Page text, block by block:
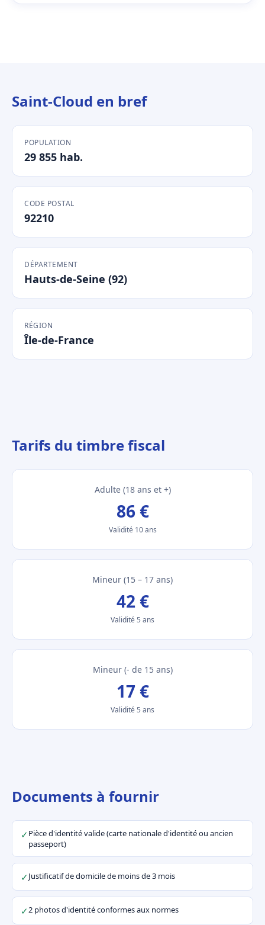
Saint-Cloud en bref
POPULATION
29 855 hab.
CODE POSTAL
92210
DÉPARTEMENT
Hauts-de-Seine (92)
RÉGION
Île-de-France
Tarifs du timbre fiscal
Adulte (18 ans et +)
86 €
Validité 10 ans
Mineur (15 – 17 ans)
42 €
Validité 5 ans
Mineur (- de 15 ans)
17 €
Validité 5 ans
Documents à fournir
✓ Pièce d'identité valide (carte nationale d'identité ou ancien
passeport)
✓Justificatif de domicile de moins de 3 mois
✓2 photos d'identité conformes aux normes